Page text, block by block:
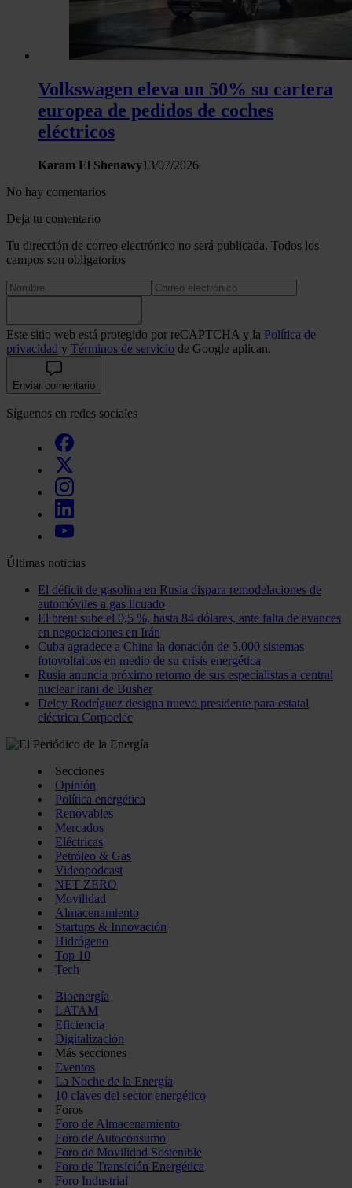
Volkswagen eleva un 50% su cartera
europea de pedidos de coches
eléctricos
Karam El Shenawy13/07/2026
No hay comentarios
Deja tu comentario
Tu dirección de correo electrónico no será publicada. Todos los
campos son obligatorios
Este sitio web está protegido por reCAPTCHA y la Política de
privacidad y Términos de servicio de Google aplican.
Enviar comentario
Síguenos en redes sociales
Últimas noticias
El déficit de gasolina en Rusia dispara remodelaciones de
automóviles a gas licuado
El brent sube el 0,5 %, hasta 84 dólares, ante falta de avances
en negociaciones en Irán
Cuba agradece a China la donación de 5.000 sistemas
fotovoltaicos en medio de su crisis energética
Rusia anuncia próximo retorno de sus especialistas a central
nuclear irani de Busher
Delcy Rodríguez designa nuevo presidente para estatal
eléctrica Corpoelec
Secciones
Opinión
Política energética
Renovables
Mercados
Eléctricas
Petróleo & Gas
Videopodcast
NET ZERO
Movilidad
Almacenamiento
Startups & Innovación
Hidrógeno
Top 10
Tech
Bioenergía
LATAM
Eficiencia
Digitalización
Más secciones
Eventos
La Noche de la Energía
10 claves del sector energético
Foros
Foro de Almacenamiento
Foro de Autoconsumo
Foro de Movilidad Sostenible
Foro de Transición Energética
Foro Industrial